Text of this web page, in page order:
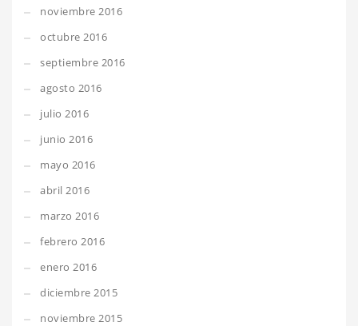
noviembre 2016
octubre 2016
septiembre 2016
agosto 2016
julio 2016
junio 2016
mayo 2016
abril 2016
marzo 2016
febrero 2016
enero 2016
diciembre 2015
noviembre 2015